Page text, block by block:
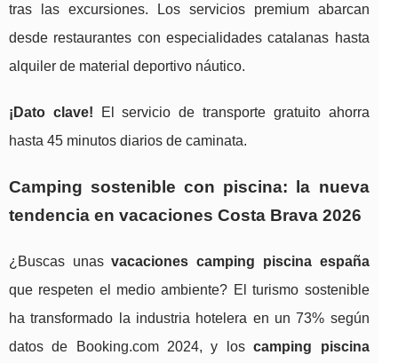
tras las excursiones. Los servicios premium abarcan
desde restaurantes con especialidades catalanas hasta
alquiler de material deportivo náutico.
¡Dato clave! El servicio de transporte gratuito ahorra
hasta 45 minutos diarios de caminata.
Camping sostenible con piscina: la nueva
tendencia en vacaciones Costa Brava 2026
¿Buscas unasvacaciones camping piscina españa
que respeten el medio ambiente? El turismo sostenible
ha transformado la industria hotelera en un 73% según
datos de Booking.com 2024, y loscamping piscina